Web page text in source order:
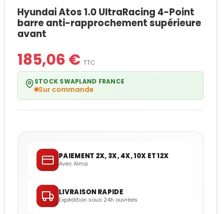
Hyundai Atos 1.0 UltraRacing 4-Point
barre anti-rapprochement supérieure
avant
185,06 € TTC
STOCK SWAPLAND FRANCE
Sur commande
PAIEMENT 2X, 3X, 4X, 10X ET 12X
Avec Alma
LIVRAISON RAPIDE
Expédition sous 24h ouvrées